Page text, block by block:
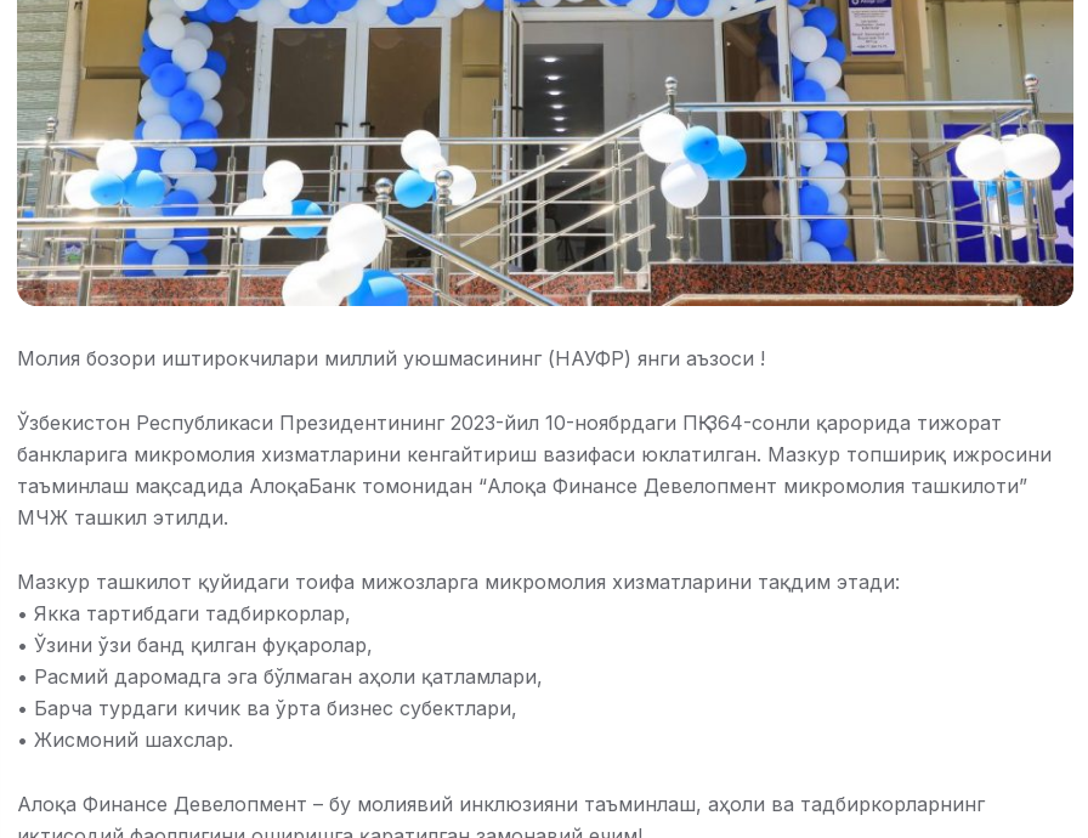
Молия бозори иштирокчилари миллий уюшмасининг (НАУФР) янги аъзоси !
Ўзбекистон Республикаси Президентининг 2023-йил 10-ноябрдаги ПҚ-364-сонли қарорида тижорат
банкларига микромолия хизматларини кенгайтириш вазифаси юклатилган. Мазкур топшириқ ижросини
таъминлаш мақсадида АлоқаБанк томонидан “Алоқа Финанcе Девелопмент микромолия ташкилоти”
МЧЖ ташкил этилди.
Мазкур ташкилот қуйидаги тоифа мижозларга микромолия хизматларини тақдим этади:
• Якка тартибдаги тадбиркорлар,
• Ўзини ўзи банд қилган фуқаролар,
• Расмий даромадга эга бўлмаган аҳоли қатламлари,
• Барча турдаги кичик ва ўрта бизнес субектлари,
• Жисмоний шахслар.
Алоқа Финанcе Девелопмент – бу молиявий инклюзияни таъминлаш, аҳоли ва тадбиркорларнинг